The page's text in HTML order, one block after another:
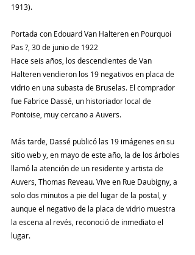
1913).
Portada con Edouard Van Halteren en Pourquoi
Pas ?, 30 de junio de 1922
Hace seis años, los descendientes de Van
Halteren vendieron los 19 negativos en placa de
vidrio en una subasta de Bruselas. El comprador
fue Fabrice Dassé, un historiador local de
Pontoise, muy cercano a Auvers.
Más tarde, Dassé publicó las 19 imágenes en su
sitio web y, en mayo de este año, la de los árboles
llamó la atención de un residente y artista de
Auvers, Thomas Reveau. Vive en Rue Daubigny, a
solo dos minutos a pie del lugar de la postal, y
aunque el negativo de la placa de vidrio muestra
la escena al revés, reconoció de inmediato el
lugar.